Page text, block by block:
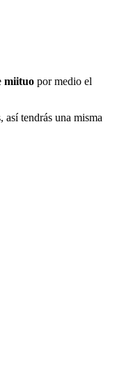
miituo por medio el
tendrás una misma